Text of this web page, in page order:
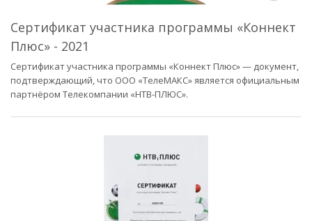
Сертификат участника программы «Коннект
Плюс» - 2021
Сертификат участника программы «Коннект Плюс» — документ,
подтверждающий, что ООО «ТелеМАКС» является официальным
партнёром Телекомпании «НТВ-ПЛЮС».